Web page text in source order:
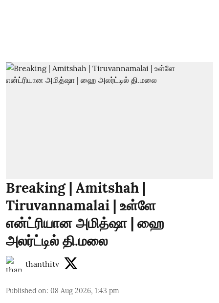
Breaking | Amitshah |
Tiruvannamalai | உள்ளே
என்ட்ரியான அமித்ஷா | ஹை
அலர்ட்டில் தி.மலை
thanthitv
Published on: 08 Aug 2026, 1:43 pm